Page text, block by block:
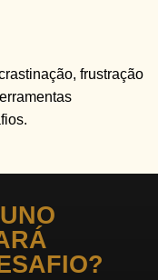
frustração